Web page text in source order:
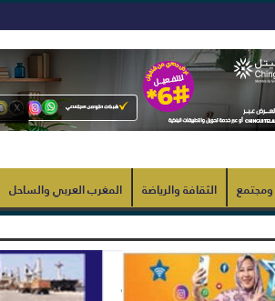
الثقافة والرياضة المغرب العربي والساحل